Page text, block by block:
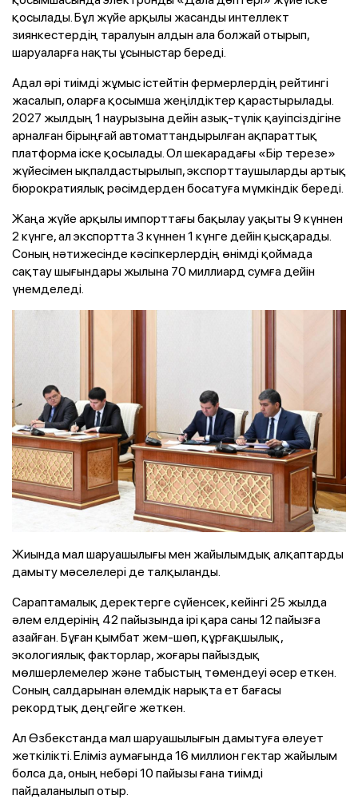
қосылады. Бұл жүйе арқылы жасанды интеллект
зиянкестердің таралуын алдын ала болжай отырып,
шаруаларға нақты ұсыныстар береді.
Адал әрі тиімді жұмыс істейтін фермерлердің рейтингі
жасалып, оларға қосымша жеңілдіктер қарастырылады.
2027 жылдың 1 наурызына дейін азық-түлік қауіпсіздігіне
арналған бірыңғай автоматтандырылған ақпараттық
платформа іске қосылады. Ол шекарадағы «Бір терезе»
жүйесімен ықпалдастырылып, экспорттаушыларды артық
бюрократиялық рәсімдерден босатуға мүмкіндік береді.
Жаңа жүйе арқылы импорттағы бақылау уақыты 9 күннен
2 күнге, ал экспортта 3 күннен 1 күнге дейін қысқарады.
Соның нәтижесінде кәсіпкерлердің өнімді қоймада
сақтау шығындары жылына 70 миллиард сумға дейін
үнемделеді.
Жиында мал шаруашылығы мен жайылымдық алқаптарды
дамыту мәселелері де талқыланды.
Сараптамалық деректерге сүйенсек, кейінгі 25 жылда
әлем елдерінің 42 пайызында ірі қара саны 12 пайызға
азайған. Бұған қымбат жем-шөп, құрғақшылық,
экологиялық факторлар, жоғары пайыздық
мөлшерлемелер және табыстың төмендеуі әсер еткен.
Соның салдарынан әлемдік нарықта ет бағасы
рекордтық деңгейге жеткен.
Ал Өзбекстанда мал шаруашылығын дамытуға әлеует
жеткілікті. Еліміз аумағында 16 миллион гектар жайылым
болса да, оның небәрі 10 пайызы ғана тиімді
пайдаланылып отыр.